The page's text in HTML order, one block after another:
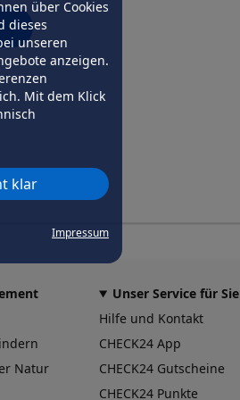
über Cookies
dieses
unseren
anzeigen.
Mit dem Klick
klar
Impressum
Natur
Unser Service für Sie
Hilfe und Kontakt
CHECK24 App
CHECK24 Gutscheine
CHECK24 Punkte